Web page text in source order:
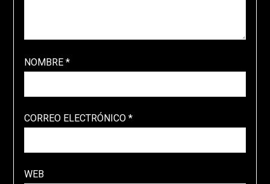
NOMBRE *
CORREO ELECTRÓNICO *
WEB